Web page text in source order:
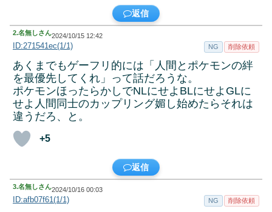
返信
2.名無しさん2024/10/15 12:42
ID:271541ec(1/1) NG 削除依頼
あくまでもゲーフリ的には「人間とポケモンの絆
を最優先してくれ」って話だろうな。
ポケモンほったらかしでNLにせよBLにせよGLに
せよ人間同士のカップリング媚し始めたらそれは
違うだろ、と。
+5
返信
3.名無しさん2024/10/16 00:03
ID:afb07f61(1/1) NG 削除依頼